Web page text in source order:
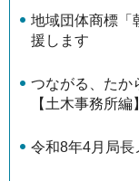
地域団体商標「
援します
つながる、たか
【土木事務所編】
令和8年4月局長